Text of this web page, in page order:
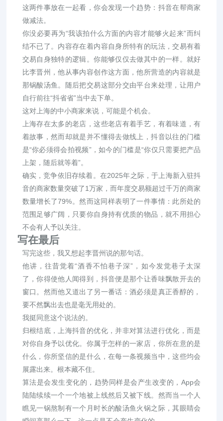
这两件事放在一起看，你会发现一个趋势：抖音在帮商家
做减法。
你没必要再为“我该拍什么方面的内容才能够火起来”而纠
结不已了。内容存在着内容自身所特有的玩法，交易有着
交易自身独特的逻辑。你能够仅仅去做其中的一样。就好
比李晋州，他从事内容创作这方面，他所营造的内容就是
那锅酸汤鱼。随后把交易这部分交由平台来处理，让用户
自行前往“抖省省”当中去下单。
这对上海的中小商家来说，可能是个机会。
上海存在太多的老店，这些老店有着手艺，有着味道，有
着故事，然而却就是并不懂得去做线上，抖音以往的门槛
是“你必须得会拍视频”，如今的门槛是“你仅只需要把产品
上架，随后就等着”。
确实，竞争依旧存续着。在2025年之际，于上海新入驻抖
音的商家数量突破了1万家，而年度交易额超过千万的商家
数量增长了79%。然而这同样表明了一件事情：此所处的
范围足够广阔，只要你自身持有优质的物品，就不用担心
不会有人予以关注。
写在最后
写完这些，我又想起李晋州说的那句话。
他讲，往昔觉着“酒香不怕巷子深”，如今发觉巷子太深
了，你得使他人闻得到，抖音便是那个让香味飘散开去的
窗口。然而他又道出了另一番话：酒必须是真正香醇的，
要不然飘出去也是毫无用处的。
我挺同意这个说法的。
归根结底，上海抖音的优化，并非对算法进行优化，而是
对你自身予以优化。你属于怎样的一家店，你所在意的是
什么，你所坚信的是什么，在每一条视频当中，这些均会
展露出来。根本藏不住。
算法是会发生变化的，趋势同样是会产生改变的，App会
陆陆续续一个一个地被上线然后又被下线。然而当一个人
瞧见一锅熬制有一个月时长的酸汤鱼火锅之际，其眼睛会